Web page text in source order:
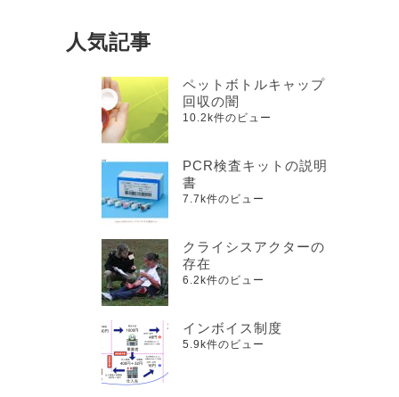
人気記事
ペットボトルキャップ
回収の闇
10.2k件のビュー
PCR検査キットの説明
書
7.7k件のビュー
クライシスアクターの
存在
6.2k件のビュー
インボイス制度
5.9k件のビュー